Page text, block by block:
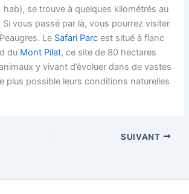
hab), se trouve à quelques kilométrés au
Si vous passé par là, vous pourrez visiter
Le Safari Parc est situé à flanc
du Mont Pilat, ce site de 80 hectares
y vivant d’évoluer dans de vastes
plus possible leurs conditions naturelles
SUIVANT